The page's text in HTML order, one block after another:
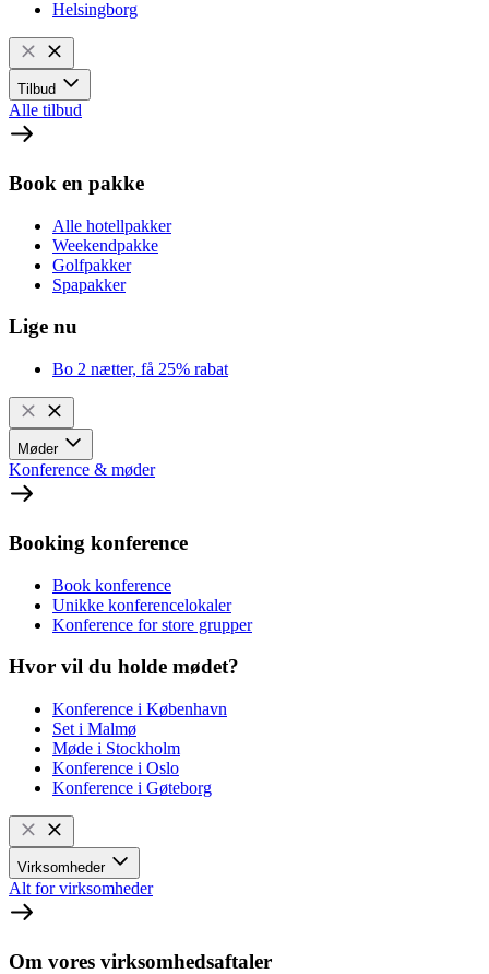
Helsingborg
Tilbud
Alle tilbud
Book en pakke
Alle hotellpakker
Weekendpakke
Golfpakker
Spapakker
Lige nu
Bo 2 nætter, få 25% rabat
Møder
Konference & møder
Booking konference
Book konference
Unikke konferencelokaler
Konference for store grupper
Hvor vil du holde mødet?
Konference i København
Set i Malmø
Møde i Stockholm
Konference i Oslo
Konference i Gøteborg
Virksomheder
Alt for virksomheder
Om vores virksomhedsaftaler